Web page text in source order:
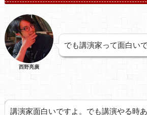
西野亮廣
でも講演家って面白いで
講演家面白いですよ。でも講演やる時